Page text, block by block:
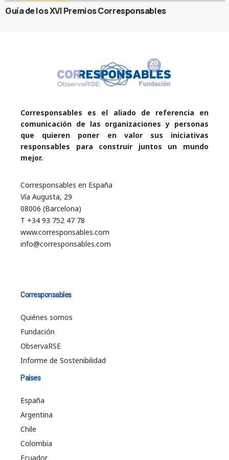
Guía de los XVI Premios Corresponsables
Corresponsables es el aliado de referencia en
comunicación de las organizaciones y personas
que quieren poner en valor sus iniciativas
responsables para construir juntos un mundo
mejor.
Corresponsables en España
Vía Augusta, 29
08006 (Barcelona)
T +34 93 752 47 78
www.corresponsables.com
info@corresponsables.com
Corresponsables
Quiénes somos
Fundación
ObservaRSE
Informe de Sostenibilidad
Países
España
Argentina
Chile
Colombia
Ecuador